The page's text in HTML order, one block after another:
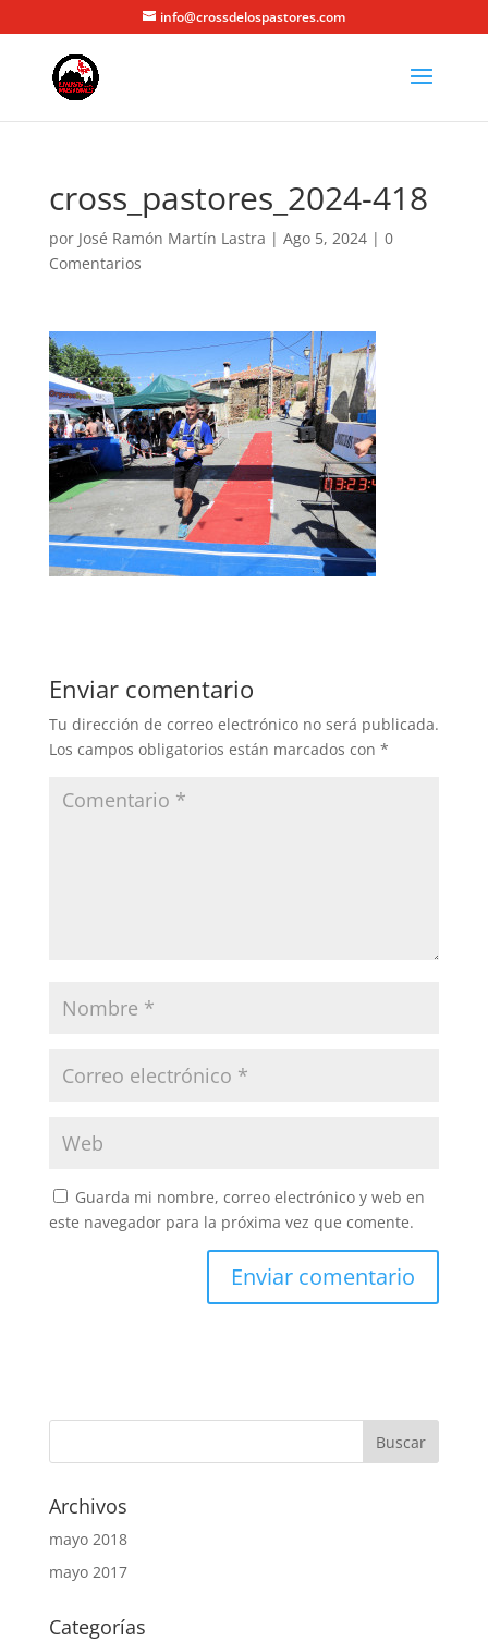
info@crossdelospastores.com
cross_pastores_2024-418
por José Ramón Martín Lastra | Ago 5, 2024| 0
Comentarios
Enviar comentario
Tu dirección de correo electrónico no será publicada.
Los campos obligatorios están marcados con *
Guarda mi nombre, correo electrónico y web en
este navegador para la próxima vez que comente.
Archivos
mayo 2018
mayo 2017
Categorías